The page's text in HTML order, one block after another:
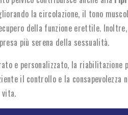
la circolazione, il tono
della funzione erettile.
più serena della sessualità.
e personalizzato, la
il controllo e la consapevolezza
vita.